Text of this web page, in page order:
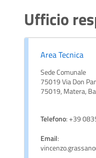
Ufficio
Area Tecnica
Sede Comunale
75019 Via Don
75019, Matera,
Telefono: +39
Email: